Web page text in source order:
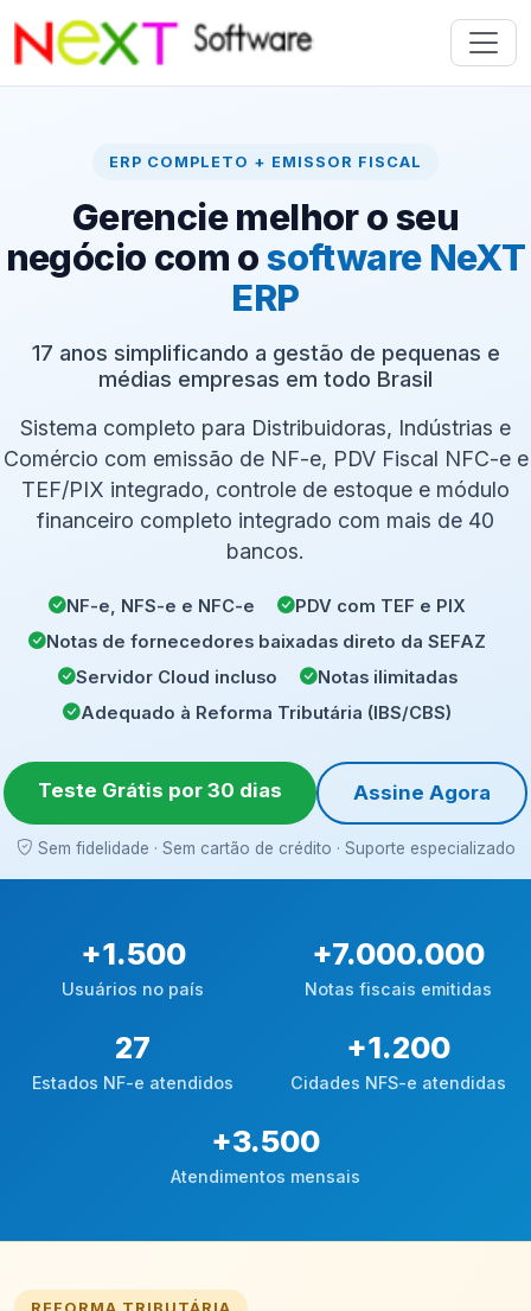
ERP COMPLETO + EMISSOR FISCAL
Gerencie melhor o seu
negócio com osoftware NeXT
ERP
17 anos simplificando a gestão de pequenas e
médias empresas em todo Brasil
Sistema completo para Distribuidoras, Indústrias e
Comércio com emissão de NF-e, PDV Fiscal NFC-e e
TEF/PIX integrado, controle de estoque e módulo
financeiro completo integrado com mais de 40
bancos.
NF-e, NFS-e e NFC-e
PDV com TEF e PIX
Notas de fornecedores baixadas direto da SEFAZ
Servidor Cloud incluso
Notas ilimitadas
Adequado à Reforma Tributária (IBS/CBS)
Teste Grátis por 30 dias Assine Agora
Sem fidelidade · Sem cartão de crédito · Suporte especializado
+1.500
Usuários no país
+7.000.000
Notas fiscais emitidas
27
Estados NF-e atendidos
+1.200
Cidades NFS-e atendidas
+3.500
Atendimentos mensais